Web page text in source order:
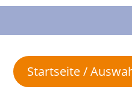
Startseite /